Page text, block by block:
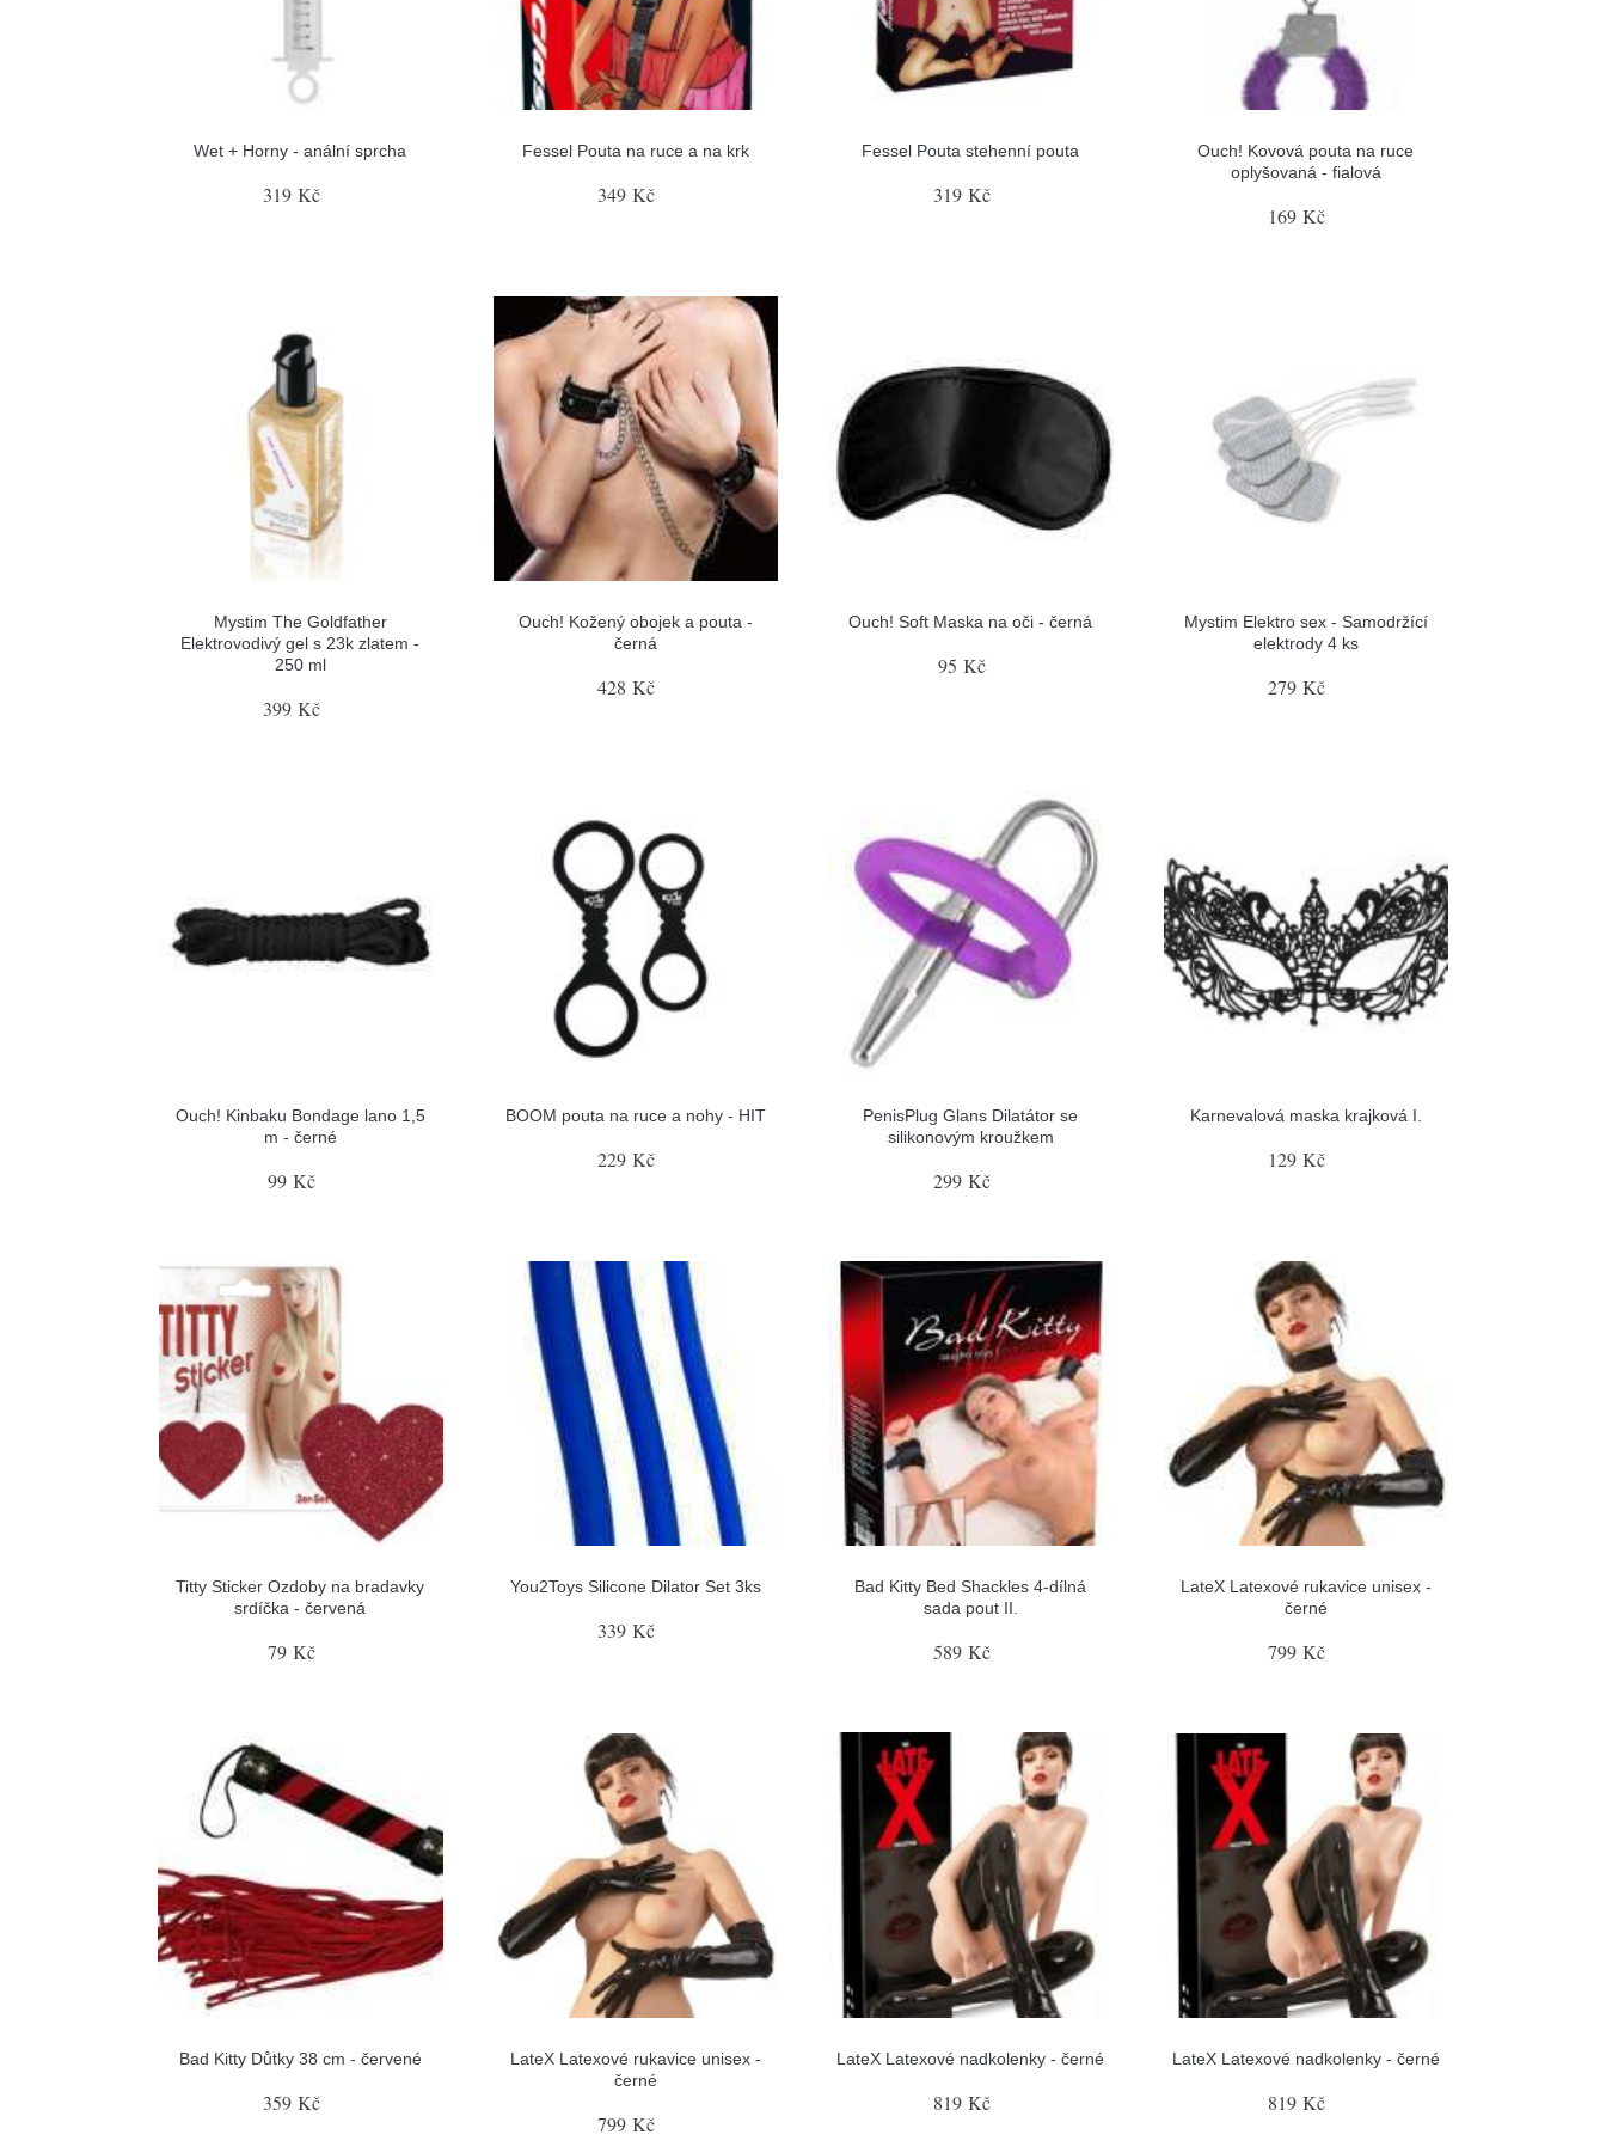
Wet + Horny - anální sprcha
319 Kč
Fessel Pouta na ruce a na krk
349 Kč
Fessel Pouta stehenní pouta
319 Kč
Ouch! Kovová pouta na ruce
oplyšovaná - fialová
169 Kč
Mystim The Goldfather
Elektrovodivý gel s 23k zlatem -
250 ml
399 Kč
Ouch! Kožený obojek a pouta -
černá
428 Kč
Ouch! Soft Maska na oči - černá
95 Kč
Mystim Elektro sex - Samodržící
elektrody 4 ks
279 Kč
Ouch! Kinbaku Bondage lano 1,5
m - černé
99 Kč
BOOM pouta na ruce a nohy - HIT
229 Kč
PenisPlug Glans Dilatátor se
silikonovým kroužkem
299 Kč
Karnevalová maska krajková I.
129 Kč
Titty Sticker Ozdoby na bradavky
srdíčka - červená
79 Kč
You2Toys Silicone Dilator Set 3ks
339 Kč
Bad Kitty Bed Shackles 4-dílná
sada pout II.
589 Kč
LateX Latexové rukavice unisex -
černé
799 Kč
Bad Kitty Důtky 38 cm - červené
359 Kč
LateX Latexové rukavice unisex -
černé
799 Kč
LateX Latexové nadkolenky - černé
819 Kč
LateX Latexové nadkolenky - černé
819 Kč